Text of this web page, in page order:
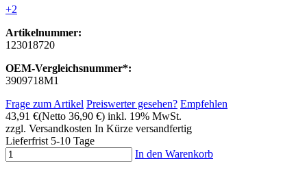
+2
Artikelnummer:
123018720
OEM-Vergleichsnummer*:
3909718M1
Frage zum Artikel Preiswerter gesehen? Empfehlen
43,91 €(Netto 36,90 €) inkl. 19% MwSt.
zzgl. Versandkosten In Kürze versandfertig
Lieferfrist 5-10 Tage
In den Warenkorb